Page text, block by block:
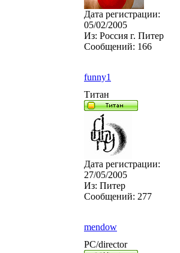
Дата регистрации:
05/02/2005
Из: Россия г. Питер
Сообщений: 166
funny1
Титан
Дата регистрации:
27/05/2005
Из: Питер
Сообщений: 277
mendow
PC/director